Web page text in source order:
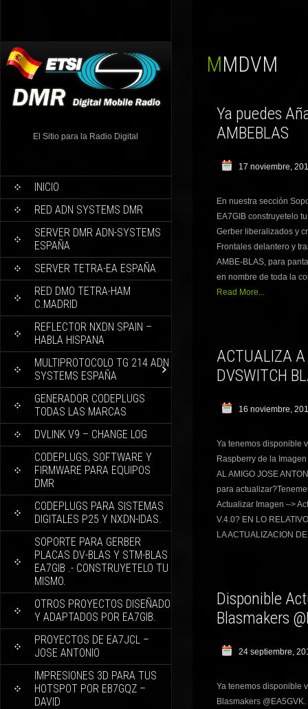
El Sitio para la Radio Digital
INICIO
RED ADN SYSTEMS DMR
SERVER DMR ADN-SYSTEMS
ESPAÑA
SERVER TETRA-EA ESPAÑA
RED DMO TETRA-HAM
C.MADRID
REFLECTOR NXDN SPAIN –
HABLA HISPANA
MULTIPROTOCOLO TG 214 ADN
SYSTEMS ESPAÑA
GENERADOR CODEPLUGS
TODAS LAS MARCAS
DVLINK V9 – CHANGE LOG
CODEPLUGS, SOFTWARE Y
FIRMWARE PARA EQUIPOS
DMR
CODEPLUGS PARA SISTEMAS
DIGITALES P25 Y NXDN-IDAS.
SOPORTE PARA GERBER
PLACAS DV-BLAS Y STM-BLAS
EA7GIB .- CONSTRUYETELO TU
MISMO.
OTROS PROYECTOS DISEÑADO
Y ADAPTADOS POR EA7GIB.
PROYECTOS DE EA7JCL –
JOSE ANTONIO
IMPRESIONES 3D PARA TUS
HOTSPOT POR EB7GQZ –
DAVID
MMDVM
Ya puedes
AMBEBLAS
17 noviembre,
En nuestra sección
EA7GIB construyetelo
Gerber liberalizados y
Frontales delantero y
AMBE-BLAS, para
en nombre de toda la
Read More...
ACTUALIZA
DVSWITCH
16 noviembre,
Ya tenemos disponible
Raspberry de la
AL AMIGO JOSE
para
Actualizar Imagen –>
V.4.0? EN LO
LA ACTUALIZACION
Disponible
Blasmakers
24 septiembre,
Ya tenemos disponible
Blasmakers